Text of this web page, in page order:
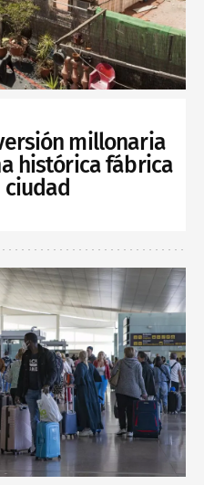
millonaria
histórica fábrica
ciudad